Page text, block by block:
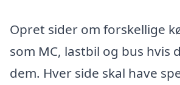
Opret sider om forskellige
som MC, lastbil og bus hvis
dem. Hver side skal have